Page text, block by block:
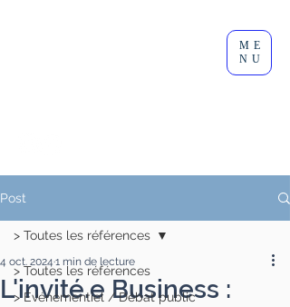
ME
NU
Post
> Toutes les références
> Événementiel / Débat public
> Toutes les références
L'invité.e Business :
4 oct. 2024 1 min de lecture